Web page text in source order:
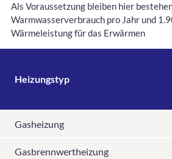
Als Voraussetzung bleiben hier
Warmwasserverbrauch pro Jahr und
Wärmeleistung für das Erwärmen
Heizungstyp
Gasheizung
Gasbrennwertheizung